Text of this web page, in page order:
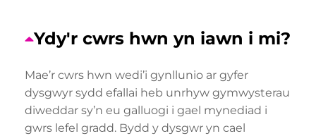
Ydy'r cwrs hwn yn iawn i mi?
Mae’r cwrs hwn wedi’i gynllunio ar gyfer
dysgwyr sydd efallai heb unrhyw gymwysterau
diweddar sy’n eu galluogi i gael mynediad i
gwrs lefel gradd. Bydd y dysgwr yn cael